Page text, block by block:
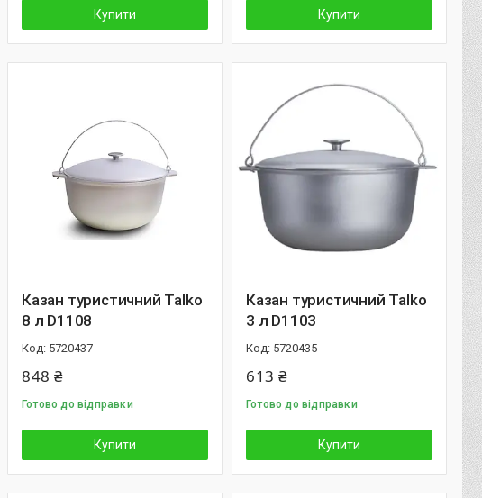
Купити Купити
Казан туристичний Talko
8 л D1108
5720437
848 ₴
Готово до відправки
Купити
Казан туристичний Talko
3 л D1103
5720435
613 ₴
Готово до відправки
Купити